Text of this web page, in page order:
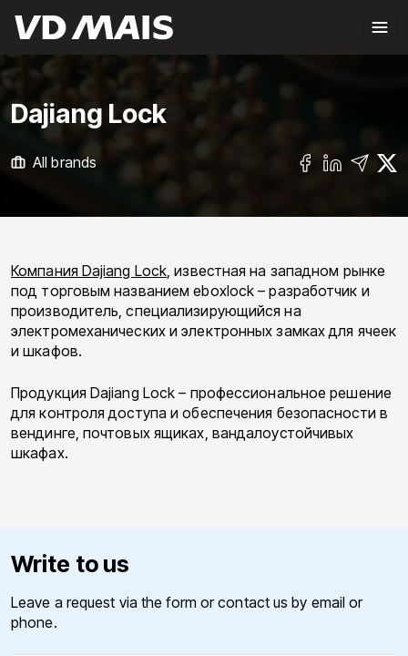
Dajiang Lock
All brands
Компания Dajiang Lock, известная на западном рынке
под торговым названием eboxlock – разработчик и
производитель, специализирующийся на
электромеханических и электронных замках для ячеек
и шкафов.
Продукция Dajiang Lock – профессиональное решение
для контроля доступа и обеспечения безопасности в
вендинге, почтовых ящиках, вандалоустойчивых
шкафах.
Write to us
Leave a request via the form or contact us by email or
phone.